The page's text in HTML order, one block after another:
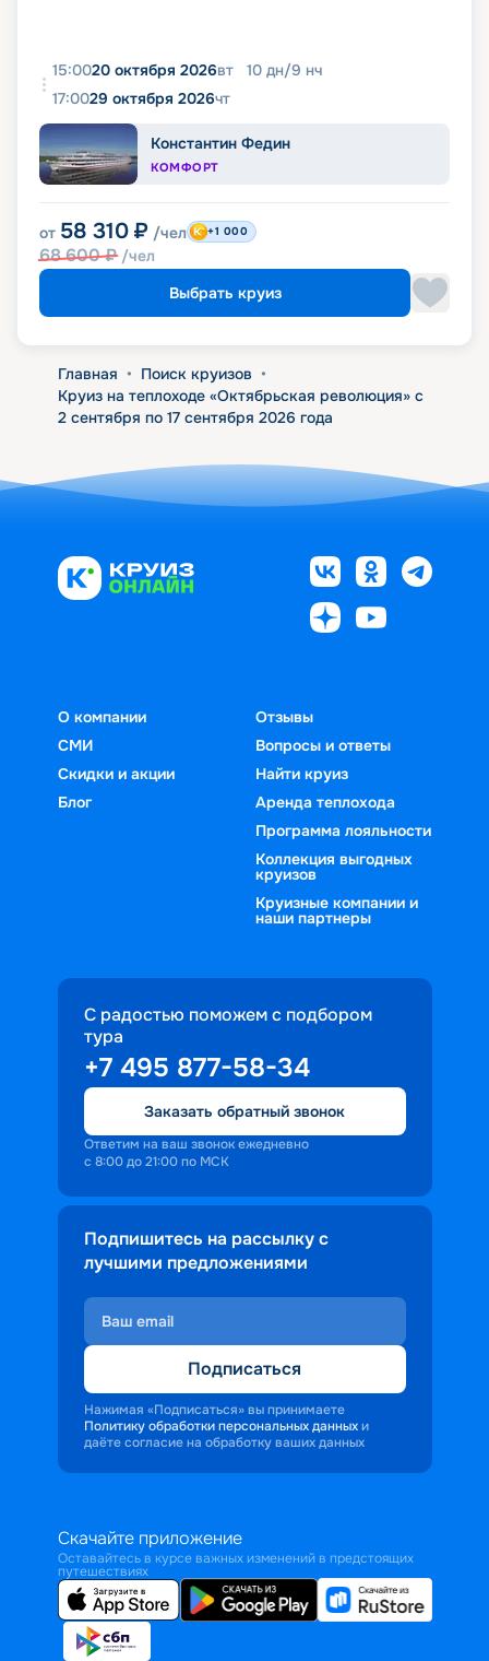
15:0020 октября 2026вт 10 дн/9 нч
17:0029 октября 2026чт
Константин Федин
КОМФОРТ
от 58 310 ₽ /чел
68 600₽ /чел
+1 000
Выбрать круиз
Главная • Поиск круизов •
Круиз на теплоходе «Октябрьская революция» с
2 сентября по 17 сентября 2026 года
О компании
СМИ
Скидки и акции
Блог
Отзывы
Вопросы и ответы
Найти круиз
Аренда теплохода
Программа лояльности
Коллекция выгодных
круизов
Круизные компании и
наши партнеры
С радостью поможем с подбором
тура
+7 495 877-58-34
Заказать обратный звонок
Ответим на ваш звонок ежедневно
с 8:00 до 21:00 по МСК
Подпишитесь на рассылку с
лучшими предложениями
Подписаться
Нажимая «Подписаться» вы принимаете
Политику обработки персональных данных и
даёте согласие на обработку ваших данных
Скачайте приложение
Оставайтесь в курсе важных изменений в предстоящих
путешествиях